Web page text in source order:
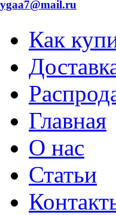
Как
Главная
О нас
Статьи